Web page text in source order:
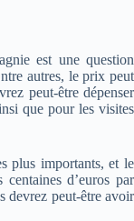
est une question
autres, le prix peut
peut-être dépenser
que pour les visites
plus importants, et le
d’euros par
devrez peut-être avoir